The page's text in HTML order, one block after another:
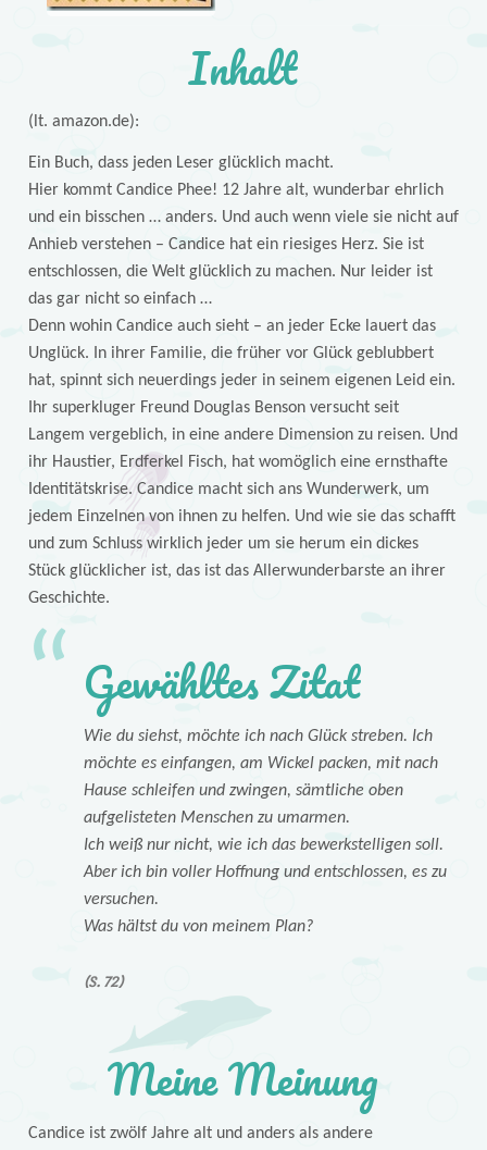
Inhalt
(lt. amazon.de):
Ein Buch, dass jeden Leser glücklich macht.
Hier kommt Candice Phee! 12 Jahre alt, wunderbar ehrlich
und ein bisschen … anders. Und auch wenn viele sie nicht auf
Anhieb verstehen – Candice hat ein riesiges Herz. Sie ist
entschlossen, die Welt glücklich zu machen. Nur leider ist
das gar nicht so einfach …
Denn wohin Candice auch sieht – an jeder Ecke lauert das
Unglück. In ihrer Familie, die früher vor Glück geblubbert
hat, spinnt sich neuerdings jeder in seinem eigenen Leid ein.
Ihr superkluger Freund Douglas Benson versucht seit
Langem vergeblich, in eine andere Dimension zu reisen. Und
ihr Haustier, Erdferkel Fisch, hat womöglich eine ernsthafte
Identitätskrise. Candice macht sich ans Wunderwerk, um
jedem Einzelnen von ihnen zu helfen. Und wie sie das schafft
und zum Schluss wirklich jeder um sie herum ein dickes
Stück glücklicher ist, das ist das Allerwunderbarste an ihrer
Geschichte.
Gewähltes Zitat
Wie du siehst, möchte ich nach Glück streben. Ich
möchte es einfangen, am Wickel packen, mit nach
Hause schleifen und zwingen, sämtliche oben
aufgelisteten Menschen zu umarmen.
Ich weiß nur nicht, wie ich das bewerkstelligen soll.
Aber ich bin voller Hoffnung und entschlossen, es zu
versuchen.
Was hältst du von meinem Plan?
(S. 72)
Meine Meinung
Candice ist zwölf Jahre alt und anders als andere